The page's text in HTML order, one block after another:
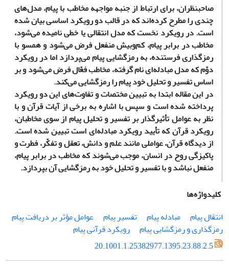
صاحبنظران، برای ارتباط از جنبه مواجهه مخاطب با پیام، مدل‌های
چندی را مطرح کرده‌اند که در قالب دو رویکرد اساسی بیان شده
است. در رویکرد نخست که مدل انتقالی یا خطی نامیده می‌شود،
مخاطب در برابر پیام، کم‌وبیش منفعل فرض می‌شود و همسو با
رمزگذاری فرستنده، به رمزگشایی پیام می‌پردازد اما در رویکرد
دوّم که مدل مبادله‌ای نام گرفته، مخاطب فعّال فرض می‌شود و بر
اساس تفسیر و تحلیل خود پیام را رمزگشایی می‌کند.
در این مقاله ابتدا به تبیین مختصات و تفاوت‌های این دو رویکرد
پرداخته شده است و سپس با اشاره به برخی از آیات قرآن و با
نظر به عوامل تأثیرگذار بر تفسیر و تحلیل پیام از سوی مخاطبان،
رویکرد قرآن که تأیید رویکرد مبادله‌ای است تبیین شده است.
از دیدگاه قرآن، عواملی مانند علم و دانش، تعقل و تفکّر، فطرت و
پاکیزگی روح در انسان، موجب می‌شوند که مخاطب در برابر پیام،
منفعل نباشد و با تفسیر و تحلیل خود به رمزگشایی آن بپردازد.
کلیدواژه‌ها
انتقال پیام
مبادله پیام تفسیر پیام
عوامل مؤثر بر دریافت پیام
رمزگذاری و رمزگشایی پیام
رویکرد قرآنی پیام
20.1001.1.25382977.1395.23.88.2.5